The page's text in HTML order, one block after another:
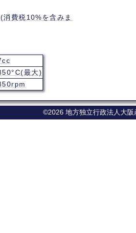
費税10%を含みま
最大)
©2026 地方独立行政法人大阪